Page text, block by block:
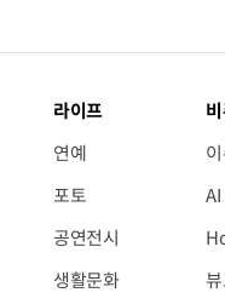
라이프
연예
포토
공연전시
생활문화